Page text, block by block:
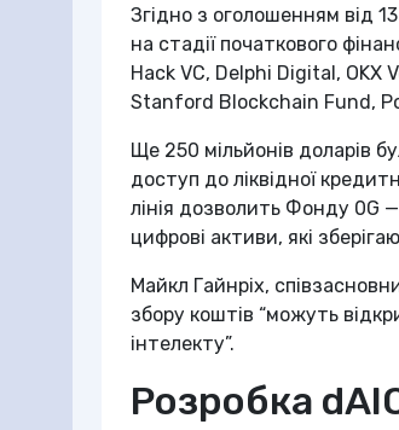
Згідно з оголошенням від
на стадії початкового
Hack VC, Delphi Digital,
Stanford Blockchain Fund,
Ще 250 мільйонів доларів
доступ до ліквідної
лінія дозволить Фонду 0G —
цифрові активи, які
Майкл Гайнріх,
збору коштів “можуть
інтелекту”.
Розробка